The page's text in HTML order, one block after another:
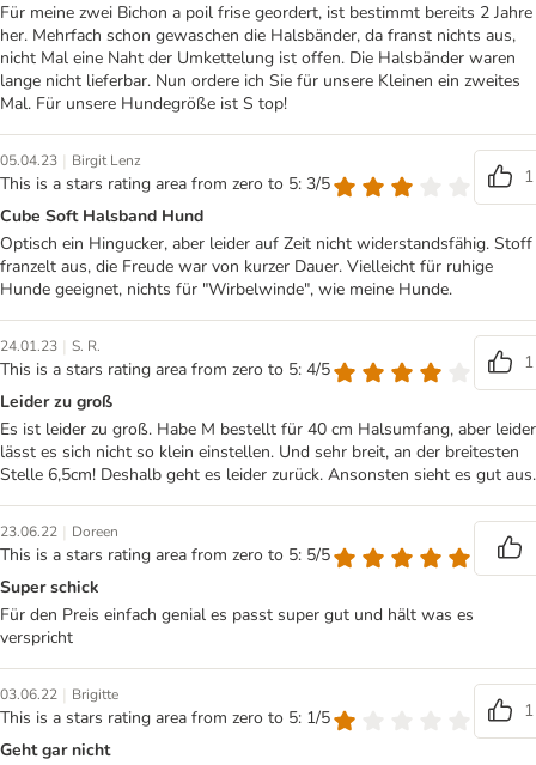
Für meine zwei Bichon a poil frise geordert, ist bestimmt bereits 2 Jahre
her. Mehrfach schon gewaschen die Halsbänder, da franst nichts aus,
nicht Mal eine Naht der Umkettelung ist offen. Die Halsbänder waren
lange nicht lieferbar. Nun ordere ich Sie für unsere Kleinen ein zweites
Mal. Für unsere Hundegröße ist S top!
05.04.23 | Birgit Lenz
This is a stars rating area from zero to 5: 3/5
1
Cube Soft Halsband Hund
Optisch ein Hingucker, aber leider auf Zeit nicht widerstandsfähig. Stoff
franzelt aus, die Freude war von kurzer Dauer. Vielleicht für ruhige
Hunde geeignet, nichts für "Wirbelwinde", wie meine Hunde.
24.01.23 | S. R.
This is a stars rating area from zero to 5: 4/5
1
Leider zu groß
Es ist leider zu groß. Habe M bestellt für 40 cm Halsumfang, aber leider
lässt es sich nicht so klein einstellen. Und sehr breit, an der breitesten
Stelle 6,5cm! Deshalb geht es leider zurück. Ansonsten sieht es gut aus.
23.06.22 | Doreen
This is a stars rating area from zero to 5: 5/5
Super schick
Für den Preis einfach genial es passt super gut und hält was es
verspricht
03.06.22 | Brigitte
This is a stars rating area from zero to 5: 1/5
1
Geht gar nicht